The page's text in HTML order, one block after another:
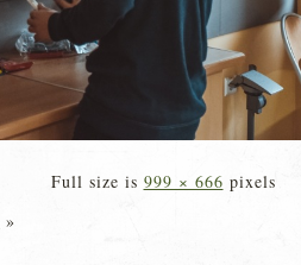
Full size is 999 × 666 pixels
»